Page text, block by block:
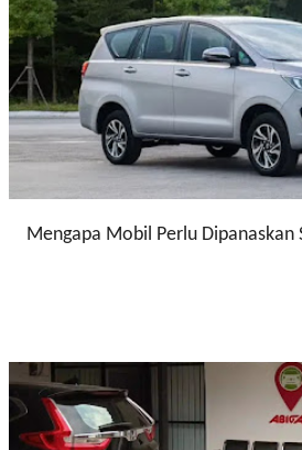
Mengapa Mobil Perlu Dipanaskan